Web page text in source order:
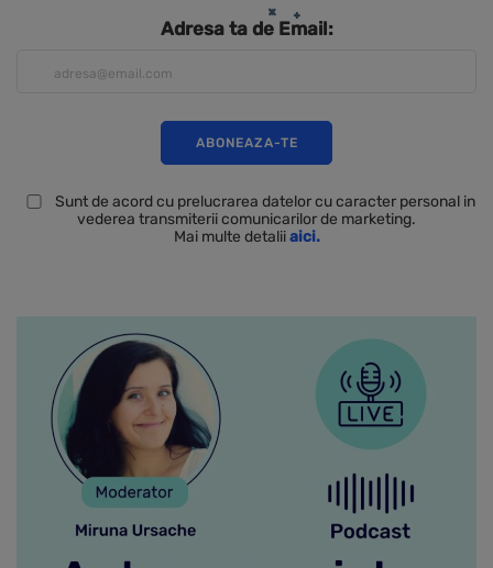
Adresa ta de Email:
Sunt de acord cu prelucrarea datelor cu caracter personal in
vederea transmiterii comunicarilor de marketing.
Mai multe detaliiaici.